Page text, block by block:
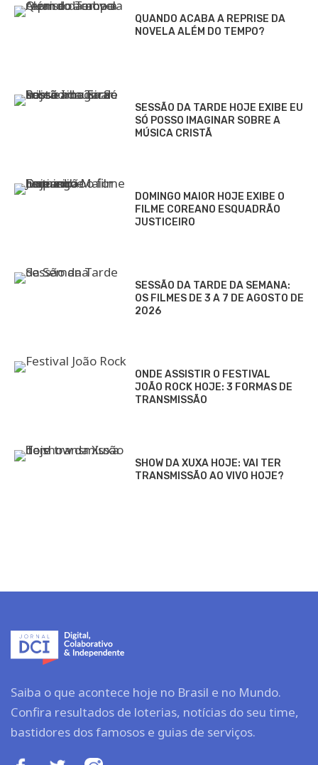
QUANDO ACABA A REPRISE DA
NOVELA ALÉM DO TEMPO?
SESSÃO DA TARDE HOJE EXIBE EU
SÓ POSSO IMAGINAR SOBRE A
MÚSICA CRISTÃ
DOMINGO MAIOR HOJE EXIBE O
FILME COREANO ESQUADRÃO
JUSTICEIRO
SESSÃO DA TARDE DA SEMANA:
OS FILMES DE 3 A 7 DE AGOSTO DE
2026
ONDE ASSISTIR O FESTIVAL
JOÃO ROCK HOJE: 3 FORMAS DE
TRANSMISSÃO
SHOW DA XUXA HOJE: VAI TER
TRANSMISSÃO AO VIVO HOJE?
Saiba o que acontece hoje no Brasil e no Mundo.
Confira resultados de loterias, notícias do seu time,
bastidores dos famosos e guias de serviços.